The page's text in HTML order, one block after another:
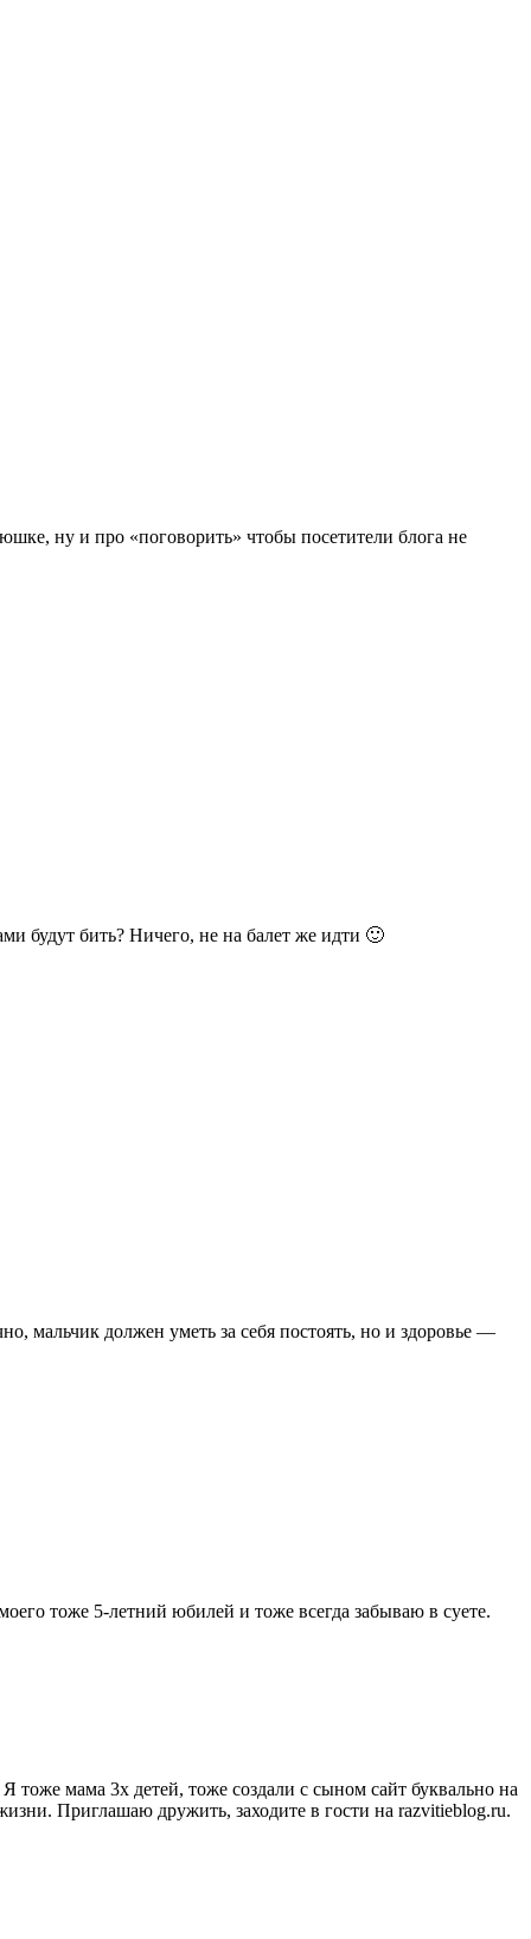
ну и про «поговорить» чтобы посетители блога не
будут бить? Ничего, не на балет же идти 🙂
мальчик должен уметь за себя постоять, но и здоровье —
тоже 5-летний юбилей и тоже всегда забываю в суете.
мама 3х детей, тоже создали с сыном сайт буквально на
Приглашаю дружить, заходите в гости на razvitieblog.ru.